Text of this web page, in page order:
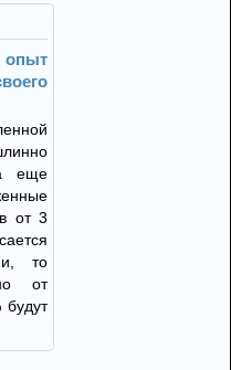
опыт
а еще
от 3
то
от